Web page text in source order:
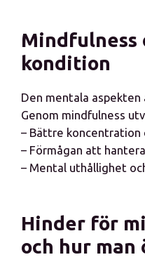
Mindfulness
kondition
Den mentala
Genom mindfulness
– Bättre koncentration
– Förmågan att
– Mental uthållighet
Hinder för
och hur